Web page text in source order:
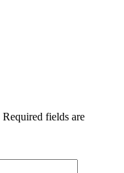
Required fields are